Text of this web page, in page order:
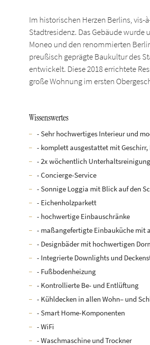
Im historischen Herzen Berlins, vis-
Stadtresidenz. Das Gebäude wurde
Moneo und den renommierten
preußisch geprägte Baukultur des
entwickelt. Diese 2018 errichtete
große Wohnung im ersten
Wissenswertes
- Sehr hochwertiges Interieur und
- komplett ausgestattet mit
- 2x wöchentlich Unterhaltsreinigung
- Concierge-Service
- Sonnige Loggia mit Blick auf den
- Eichenholzparkett
- hochwertige Einbauschränke
- maßangefertigte Einbauküche mit
- Designbäder mit hochwertigen
- Integrierte Downlights und
- Fußbodenheizung
- Kontrollierte Be- und Entlüftung
- Kühldecken in allen Wohn– und
- Smart Home-Komponenten
- WiFi
- Waschmaschine und Trockner